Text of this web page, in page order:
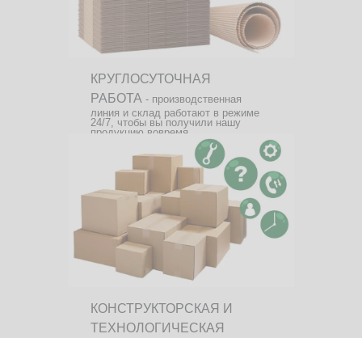
КРУГЛОСУТОЧНАЯ
РАБОТА - производственная
линия и склад работают в режиме
24/7, чтобы вы получили нашу
продукцию вовремя.
КОНСТРУКТОРСКАЯ И
ТЕХНОЛОГИЧЕСКАЯ